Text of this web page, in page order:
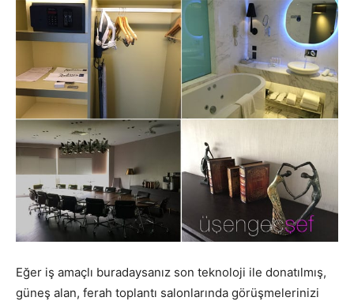
Eğer iş amaçlı buradaysanız son teknoloji ile donatılmış,
güneş alan, ferah toplantı salonlarında görüşmelerinizi